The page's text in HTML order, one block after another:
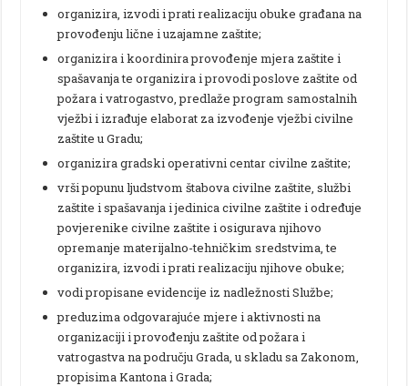
organizira, izvodi i prati realizaciju obuke građana na
provođenju lične i uzajamne zaštite;
organizira i koordinira provođenje mjera zaštite i
spašavanja te organizira i provodi poslove zaštite od
požara i vatrogastvo, predlaže program samostalnih
vježbi i izrađuje elaborat za izvođenje vježbi civilne
zaštite u Gradu;
organizira gradski operativni centar civilne zaštite;
vrši popunu ljudstvom štabova civilne zaštite, službi
zaštite i spašavanja i jedinica civilne zaštite i određuje
povjerenike civilne zaštite i osigurava njihovo
opremanje materijalno-tehničkim sredstvima, te
organizira, izvodi i prati realizaciju njihove obuke;
vodi propisane evidencije iz nadležnosti Službe;
preduzima odgovarajuće mjere i aktivnosti na
organizaciji i provođenju zaštite od požara i
vatrogastva na području Grada, u skladu sa Zakonom,
propisima Kantona i Grada;